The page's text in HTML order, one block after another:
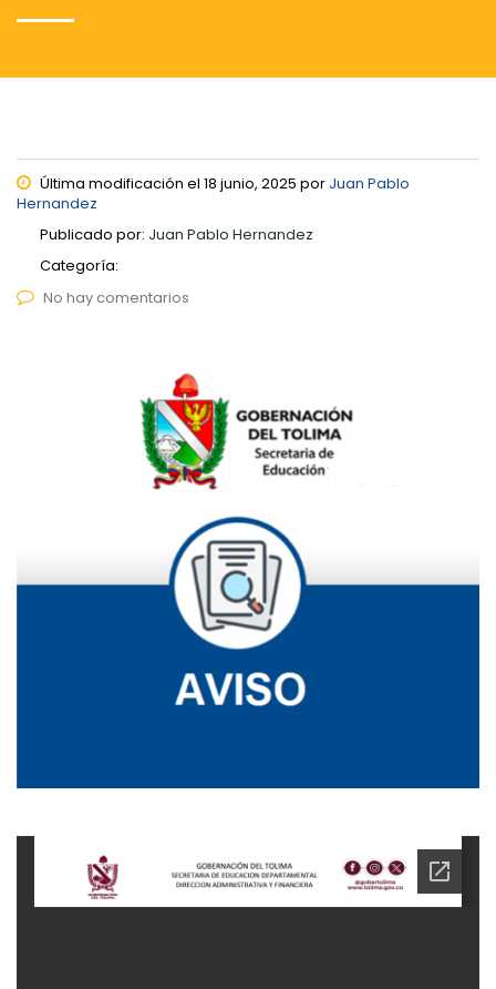
Última modificación el 18 junio, 2025 por Juan Pablo
Hernandez
Publicado por: Juan Pablo Hernandez
Categoría:
No hay comentarios